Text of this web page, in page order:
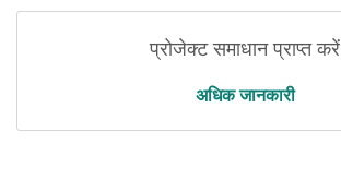
प्रोजेक्ट समाधान प्राप्त करें
अधिक जानकारी